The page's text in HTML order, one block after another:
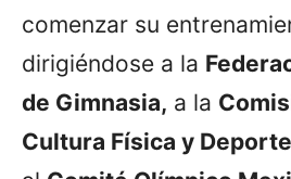
comenzar su
dirigiéndose a la
de Gimnasia, a la
Cultura Física y Deporte